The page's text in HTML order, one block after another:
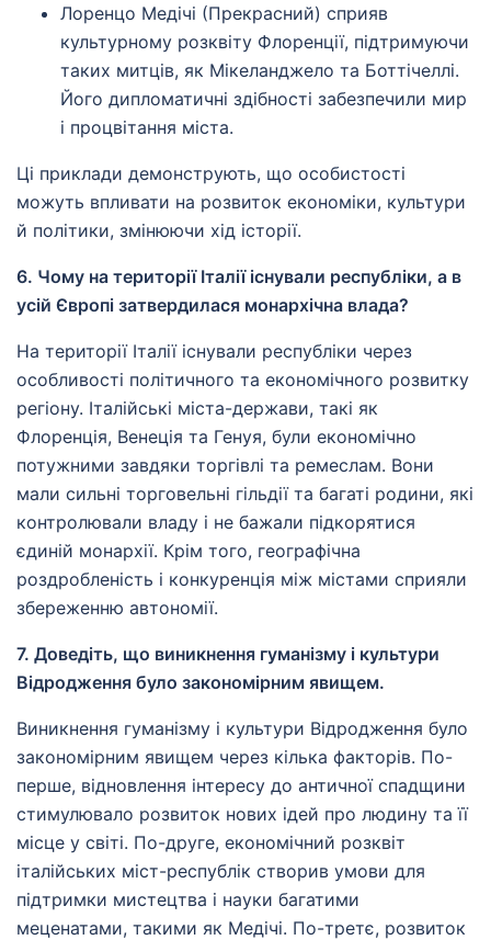
Лоренцо Медічі (Прекрасний) сприяв
культурному розквіту Флоренції, підтримуючи
таких митців, як Мікеланджело та Боттічеллі.
Його дипломатичні здібності забезпечили мир
і процвітання міста.
Ці приклади демонструють, що особистості
можуть впливати на розвиток економіки, культури
й політики, змінюючи хід історії.
6. Чому на території Італії існували республіки, а в
усій Європі затвердилася монархічна влада?
На території Італії існували республіки через
особливості політичного та економічного розвитку
регіону. Італійські міста-держави, такі як
Флоренція, Венеція та Генуя, були економічно
потужними завдяки торгівлі та ремеслам. Вони
мали сильні торговельні гільдії та багаті родини, які
контролювали владу і не бажали підкорятися
єдиній монархії. Крім того, географічна
роздробленість і конкуренція між містами сприяли
збереженню автономії.
7. Доведіть, що виникнення гуманізму і культури
Відродження було закономірним явищем.
Виникнення гуманізму і культури Відродження було
закономірним явищем через кілька факторів. По-
перше, відновлення інтересу до античної спадщини
стимулювало розвиток нових ідей про людину та її
місце у світі. По-друге, економічний розквіт
італійських міст-республік створив умови для
підтримки мистецтва і науки багатими
меценатами, такими як Медічі. По-третє, розвиток